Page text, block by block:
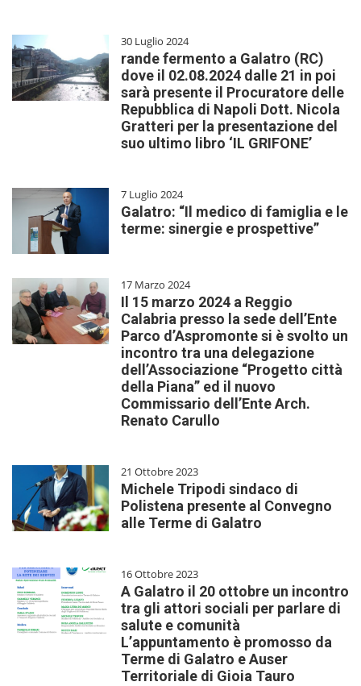
30 Luglio 2024
rande fermento a Galatro (RC)
dove il 02.08.2024 dalle 21 in poi
sarà presente il Procuratore delle
Repubblica di Napoli Dott. Nicola
Gratteri per la presentazione del
suo ultimo libro ‘IL GRIFONE’
7 Luglio 2024
Galatro: “Il medico di famiglia e le
terme: sinergie e prospettive”
17 Marzo 2024
Il 15 marzo 2024 a Reggio
Calabria presso la sede dell’Ente
Parco d’Aspromonte si è svolto un
incontro tra una delegazione
dell’Associazione “Progetto città
della Piana” ed il nuovo
Commissario dell’Ente Arch.
Renato Carullo
21 Ottobre 2023
Michele Tripodi sindaco di
Polistena presente al Convegno
alle Terme di Galatro
16 Ottobre 2023
A Galatro il 20 ottobre un incontro
tra gli attori sociali per parlare di
salute e comunità
L’appuntamento è promosso da
Terme di Galatro e Auser
Territoriale di Gioia Tauro